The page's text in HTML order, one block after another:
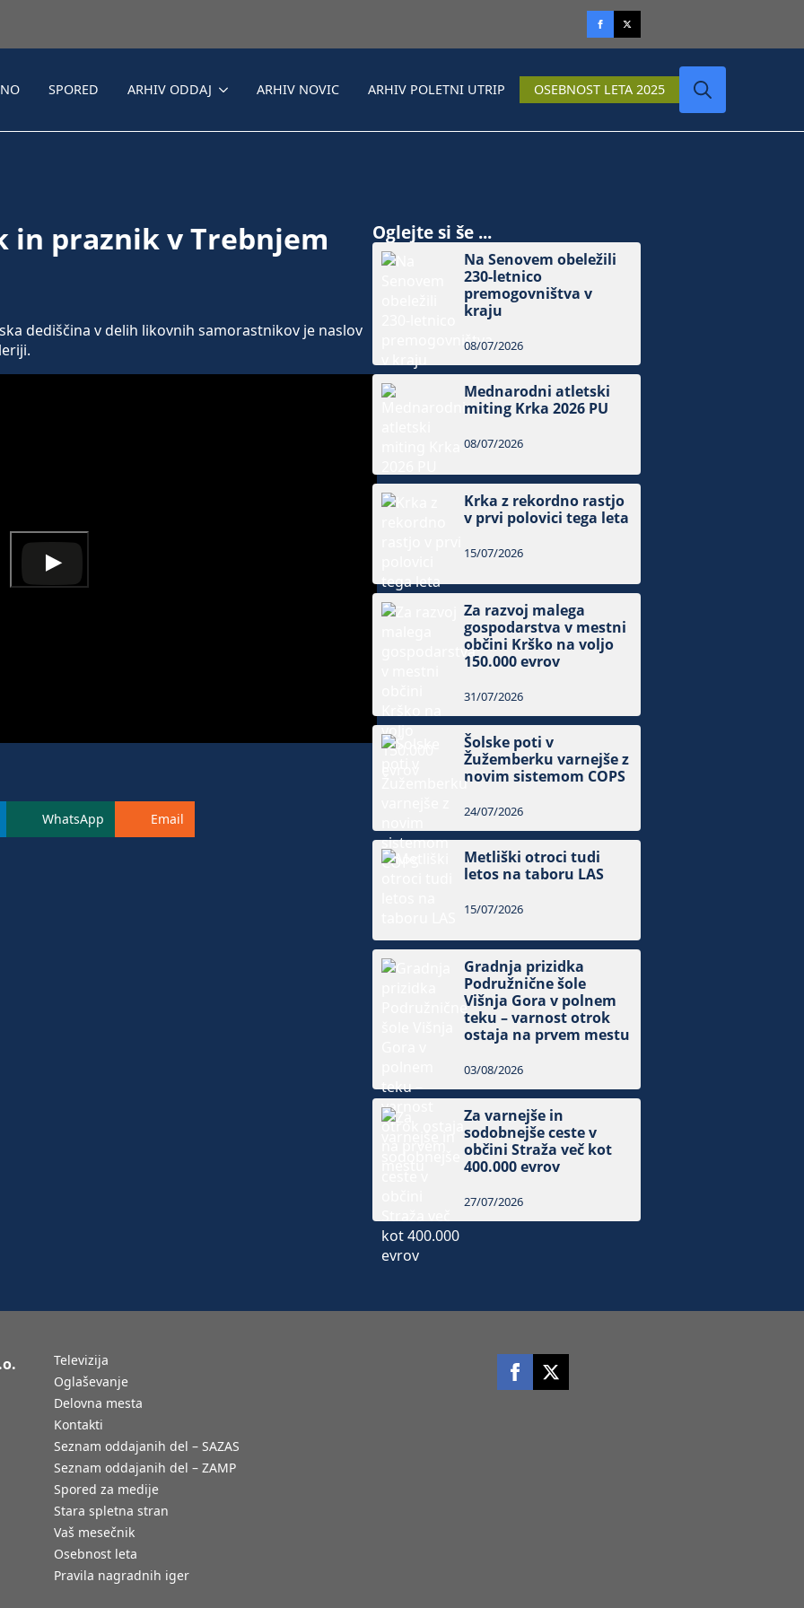
SPORED ARHIV ODDAJ ARHIV NOVIC ARHIV POLETNI UTRIP OSEBNOST LETA 2025
in praznik v Trebnjem
dediščina v delih likovnih samorastnikov je naslov
WhatsApp Email
Oglejte si še ...
Na Senovem obeležili
230-letnico
premogovništva v
kraju
08/07/2026
Mednarodni atletski
miting Krka 2026 PU
08/07/2026
Krka z rekordno rastjo
v prvi polovici tega leta
15/07/2026
Za razvoj malega
gospodarstva v mestni
občini Krško na voljo
150.000 evrov
31/07/2026
Šolske poti v
Žužemberku varnejše z
novim sistemom COPS
24/07/2026
Metliški otroci tudi
letos na taboru LAS
15/07/2026
Gradnja prizidka
Podružnične šole
Višnja Gora v polnem
teku – varnost otrok
ostaja na prvem mestu
03/08/2026
Za varnejše in
sodobnejše ceste v
občini Straža več kot
400.000 evrov
27/07/2026
Televizija
Oglaševanje
Delovna mesta
Kontakti
Seznam oddajanih del – SAZAS
Seznam oddajanih del – ZAMP
Spored za medije
Stara spletna stran
Vaš mesečnik
Osebnost leta
Pravila nagradnih iger